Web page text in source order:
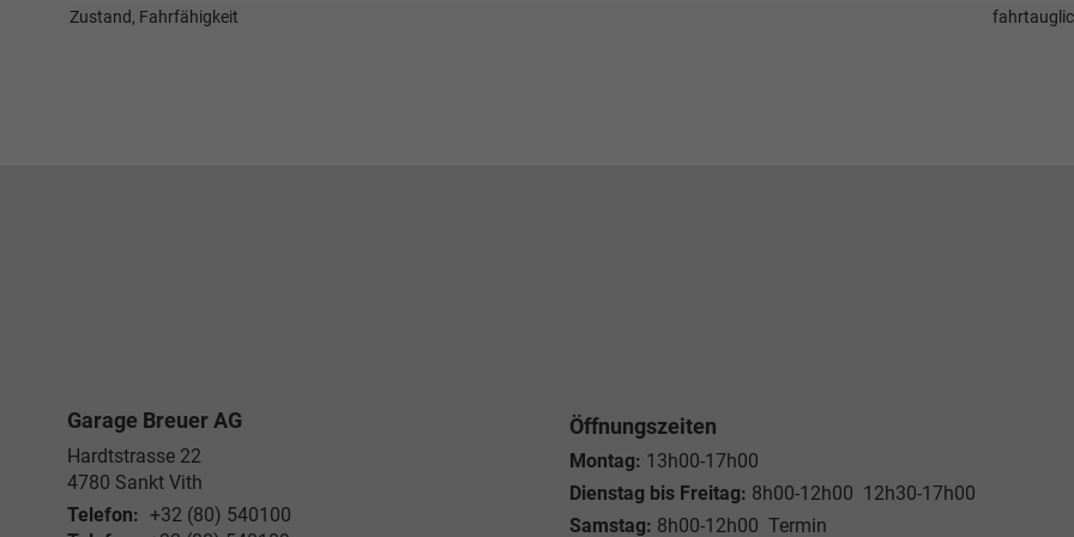
Zustand, Fahrfähigkeit
Garage Breuer AG
Hardtstrasse 22
4780 Sankt Vith
Telefon: +32 (80) 540100
Öffnungszeiten
Montag: 13h00-17h00
Dienstag bis Freitag: 8h00-12h00 12h30-17h00
Samstag: 8h00-12h00 Termin